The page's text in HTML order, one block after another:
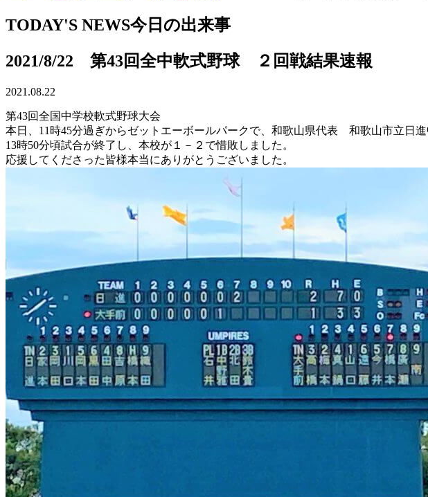
TODAY'S NEWS今日の出来事
2021/8/22 第43回全中軟式野球 ２回戦結果速報
2021.08.22
第43回全国中学校軟式野球大会
本日、11時45分過ぎからゼットエーボールパークで、和歌山県代表 和歌山市立日進
13時50分頃試合が終了し、本校が１－２で惜敗しました。
応援してくださった皆様本当にありがとうございました。